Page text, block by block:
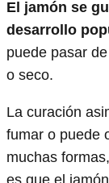
El jamón se
desarrollo
puede pasar
o seco.
La curación
fumar o puede
muchas
es que el